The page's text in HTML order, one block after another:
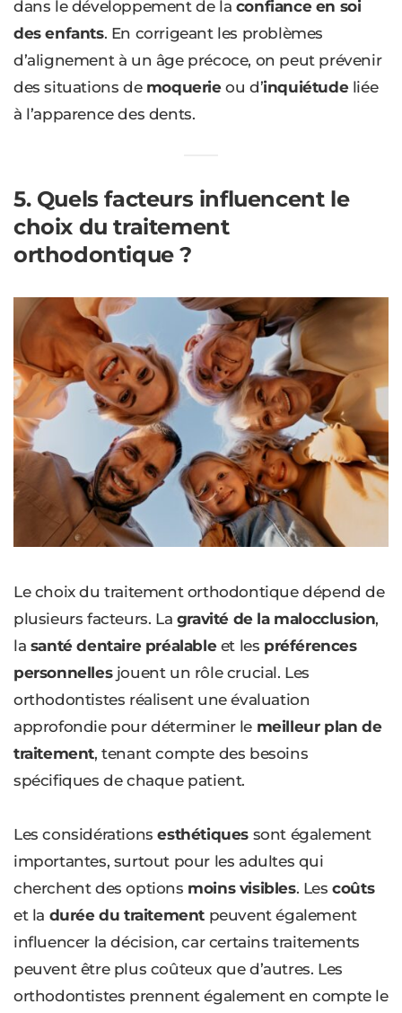
dans le développement de la confiance en soi
des enfants. En corrigeant les problèmes
d’alignement à un âge précoce, on peut prévenir
des situations de moquerieou d’inquiétudeliée
à l’apparence des dents.
5. Quels facteurs influencent le
choix du traitement
orthodontique ?
Le choix du traitement orthodontique dépend de
plusieurs facteurs. La gravité de la malocclusion,
la santé dentaire préalableet les préférences
personnellesjouent un rôle crucial. Les
orthodontistes réalisent une évaluation
approfondie pour déterminer le meilleur plan de
traitement, tenant compte des besoins
spécifiques de chaque patient.
Les considérationsesthétiques sont également
importantes, surtout pour les adultes qui
cherchent des options moins visibles. Lescoûts
et la durée du traitement peuvent également
influencer la décision, car certains traitements
peuvent être plus coûteux que d’autres. Les
orthodontistes prennent également en compte le